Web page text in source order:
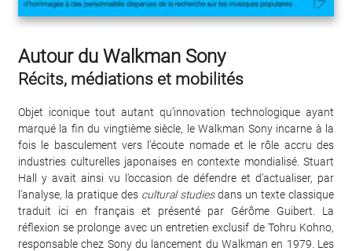
Autour du Walkman Sony
Récits, médiations et mobilités
Objet iconique tout autant qu’innovation technologique ayant
marqué la fin du vingtième siècle, le Walkman Sony incarne à la
fois le basculement vers l’écoute nomade et le rôle accru des
industries culturelles japonaises en contexte mondialisé. Stuart
Hall y avait ainsi vu l’occasion de défendre et d’actualiser, par
l’analyse, la pratique des cultural studiesdans un texte classique
traduit ici en français et présenté par Gérôme Guibert. La
réflexion se prolonge avec un entretien exclusif de Tohru Kohno,
responsable chez Sony du lancement du Walkman en 1979. Les